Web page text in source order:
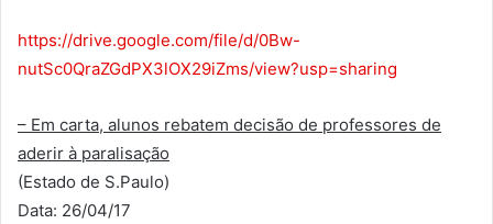
https://drive.google.com/file/d/0Bw-
nutSc0QraZGdPX3lOX29iZms/view?usp=sharing
– Em carta, alunos rebatem decisão de professores de
aderir à paralisação
(Estado de S.Paulo)
Data: 26/04/17